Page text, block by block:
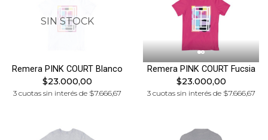
SIN STOCK
Remera PINK COURT Blanco
$23.000,00
3 cuotas sin interés de $7.666,67
Remera PINK COURT Fucsia
$23.000,00
3 cuotas sin interés de $7.666,67